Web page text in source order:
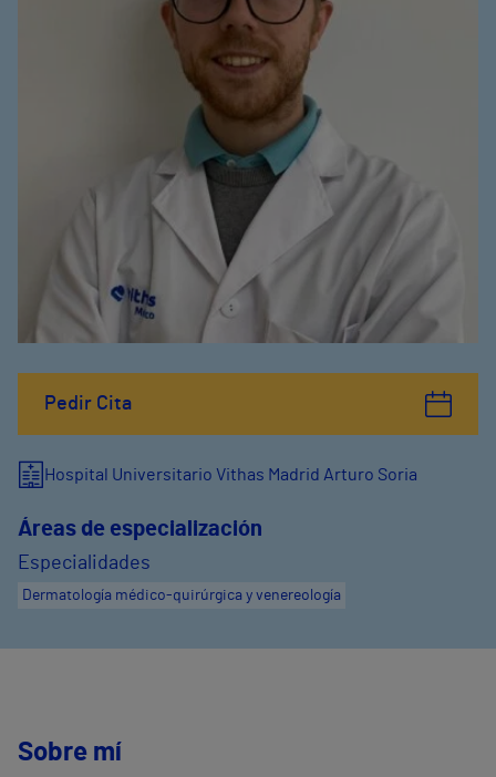
Pedir Cita
Hospital Universitario Vithas Madrid Arturo Soria
Áreas de especialización
Especialidades
Dermatología médico-quirúrgica y venereología
Sobre mí